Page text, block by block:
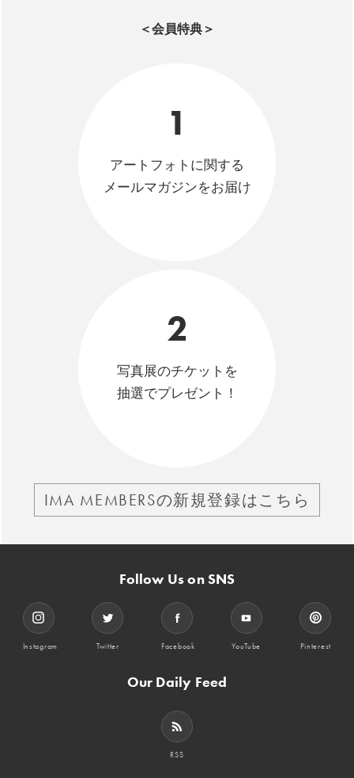
＜会員特典＞
1
アートフォトに関する
メールマガジンをお届け
2
写真展のチケットを
抽選でプレゼント！
IMA MEMBERSの新規登録はこちら
Follow Us on SNS
Instagram Twitter Facebook YouTube Pinterest
Our Daily Feed
RSS